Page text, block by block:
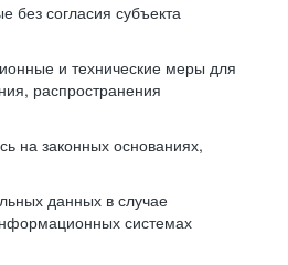
без согласия субъекта
и технические меры для
распространения
на законных основаниях,
данных в случае
системах